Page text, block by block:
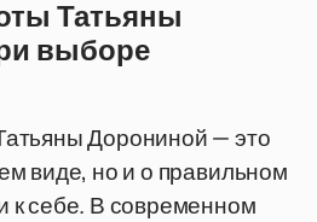
Татьяны
выборе
Дорониной — это
виде, но и о правильном
к себе. В современном